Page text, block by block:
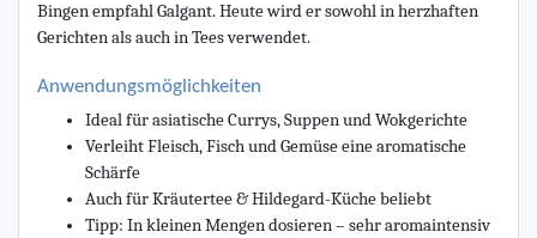
Bingen empfahl Galgant. Heute wird er sowohl in herzhaften
Gerichten als auch in Tees verwendet.
Anwendungsmöglichkeiten
Ideal für asiatische Currys, Suppen und Wokgerichte
Verleiht Fleisch, Fisch und Gemüse eine aromatische
Schärfe
Auch für Kräutertee & Hildegard-Küche beliebt
Tipp: In kleinen Mengen dosieren – sehr aromaintensiv